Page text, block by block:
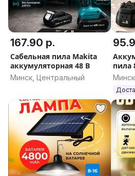
167.90 р.
Сабельная пила Makita
аккумуляторная 48 В
Минск, Центральный
пила